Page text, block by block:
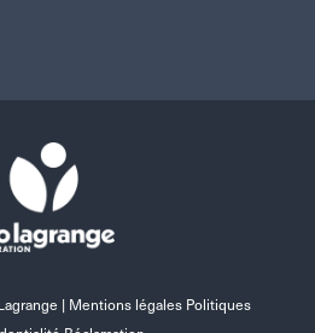
| Mentions légales Politiques